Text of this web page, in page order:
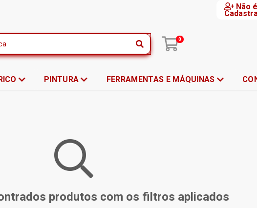
Não
0
PINTURA FERRAMENTAS E MÁQUINAS
produtos com os filtros aplicados